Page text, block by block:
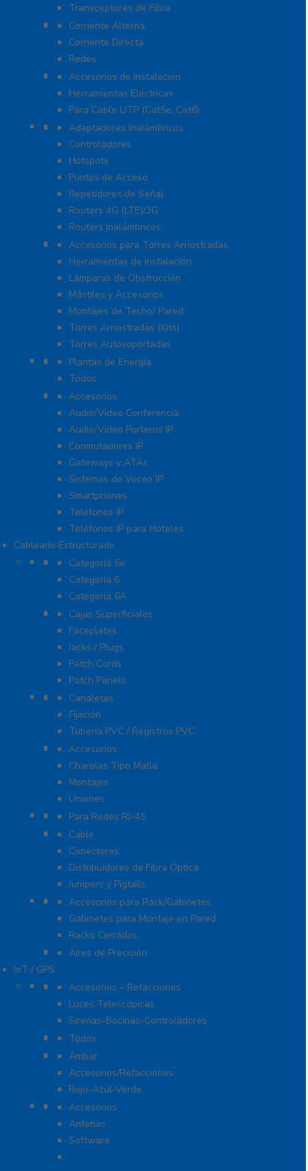
Transceptores de Fibra
Protección Contra Descargas
Corriente Alterna
Corriente Directa
Redes
Herramientas
Accesorios de Instalación
Herramientas Eléctricas
Para Cable UTP (Cat5e, Cat6)
Redes WIFI
Adaptadores Inalámbricos
Controladores
Hotspots
Puntos de Acceso
Repetidores de Señal
Routers 4G (LTE)/3G
Routers Inalámbricos
Torres y Mástiles
Accesorios para Torres Arriostradas
Herramientas de Instalación
Lámparas de Obstrucción
Mástiles y Accesorios
Montajes de Techo/ Pared
Torres Arriostradas (Kits)
Torres Autosoportadas
UPS / Respaldo
Plantas de Energía
Todos
VoIP – Telefonía IP – Videoconferencia
Accesorios
Audio/Video Conferencia
Audio/Video Porteros IP
Conmutadores IP
Gateways y ATAs
Sistemas de Voceo IP
Smartphones
Teléfonos IP
Teléfonos IP para Hoteles
Cableado Estructurado
Cable
Categoría 5e
Categoría 6
Categoría 6A
Cableado de Cobre
Cajas Superficiales
Faceplates
Jacks / Plugs
Patch Cords
Patch Panels
Canalización
Canaletas
Fijación
Tubería PVC / Registros PVC
Charola
Accesorios
Charolas Tipo Malla
Montajes
Uniones
Conectores
Para Redes RJ-45
Fibra Óptica
Cable
Conectores
Distribuidores de Fibra Óptica
Jumpers y Pigtails
Rack y Gabinetes
Accesorios para Rack/Gabinetes
Gabinetes para Montaje en Pared
Racks Cerrados
Sistemas de Enfriamiento
Aires de Precisión
IoT / GPS
Accesorios para Motocicleta
Accesorios – Refacciones
Luces Telescópicas
Sirenas-Bocinas-Controladores
Barras para Interior
Todos
Estrobos/Giratorias
Ámbar
Accesorios/Refacciones
Rojo-Azul-Verde
IoT, GPS y Telemática
Accesorios
Antenas
Software